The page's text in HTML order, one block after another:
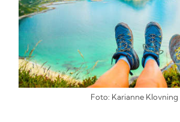
Foto: Karianne Klovning